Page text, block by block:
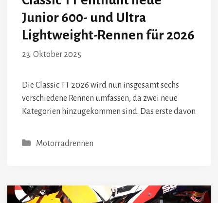
Junior 600- und Ultra
Lightweight-Rennen für 2026
23. Oktober 2025
Die Classic TT 2026 wird nun insgesamt sechs
verschiedene Rennen umfassen, da zwei neue
Kategorien hinzugekommen sind. Das erste davon
Kategorien
Motorradrennen